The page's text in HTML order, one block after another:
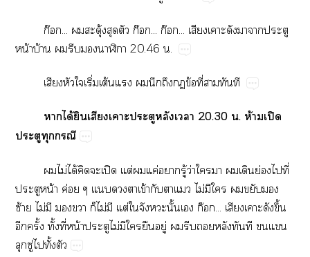
ก๊...​​ุ้​​​ก๊...​ก๊...​​​​​​​
น้​บ้​​​​​20.46​.
​​​ิ่​ต้​​​​​​ข้​ี่​​​
​ได้​​​​​​​20.30​.​ห้​ปิ​
​​
​ไม่​ได้​​​ปิ​ต่​​ค่​​ู้​ว่​​​​​ย่​​ี่​
​น้​ค่​​​​ข้​​​​ไม่​​​​​​
ซ้​ไม่​​​​​ไม่​​ต่​​​ั้​​ก๊...​​​​ึ้​
​ั้​ั้​ี่​น้​​ไม่​​​​ู่​​​​​​​​​
​ู่​​ั้​